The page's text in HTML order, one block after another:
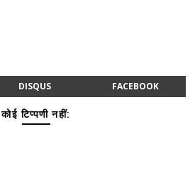
DISQUS FACEBOOK
कोई टिप्पणी नहीं: